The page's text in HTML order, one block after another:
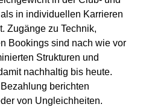
in individuellen Karrieren
Zugänge zu Technik,
Bookings sind nach wie vor
Strukturen und
nachhaltig bis heute.
berichten
von Ungleichheiten.